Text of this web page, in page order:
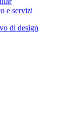
e servizi
di design